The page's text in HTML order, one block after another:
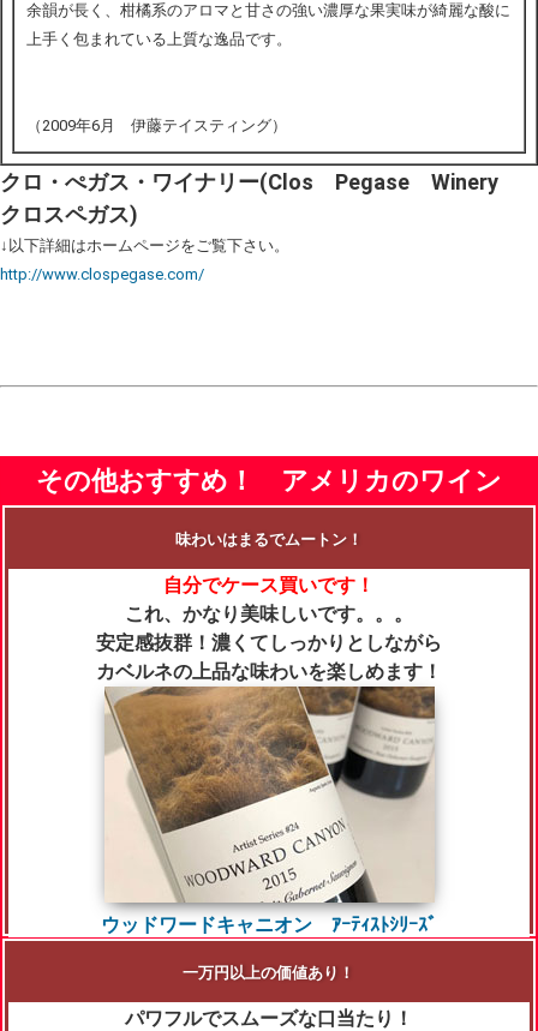
余韻が長く、柑橘系のアロマと甘さの強い濃厚な果実味が綺麗な酸に
上手く包まれている上質な逸品です。
（2009年6月 伊藤テイスティング）
クロ・ぺガス・ワイナリー(Clos Pegase Winery
クロスペガス)
↓以下詳細はホームページをご覧下さい。
http://www.clospegase.com/
その他おすすめ！ アメリカのワイン
味わいはまるでムートン！
自分でケース買いです！
これ、かなり美味しいです。。。
安定感抜群！濃くてしっかりとしながら
カベルネの上品な味わいを楽しめます！
ウッドワードキャニオン ｱｰﾃｨｽﾄｼﾘｰｽﾞ
一万円以上の価値あり！
パワフルでスムーズな口当たり！